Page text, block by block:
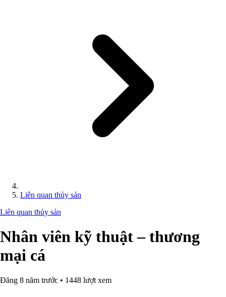
Liên quan thủy sản
Liên quan thủy sản
Nhân viên kỹ thuật – thương
mại cá
Đăng 8 năm trước • 1448 lượt xem